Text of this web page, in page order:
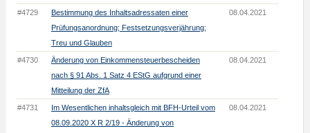
#4729
Bestimmung des Inhaltsadressaten einer
Prüfungsanordnung; Festsetzungsverjährung;
Treu und Glauben
08.04.2021
#4730
Änderung von Einkommensteuerbescheiden
nach § 91 Abs. 1 Satz 4 EStG aufgrund einer
Mitteilung der ZfA
08.04.2021
#4731
Im Wesentlichen inhaltsgleich mit BFH-Urteil vom
08.09.2020 X R 2/19 - Änderung von
08.04.2021